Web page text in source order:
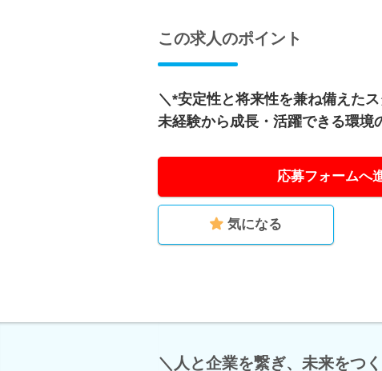
この求人のポイント
＼*安定性と将来性を兼ね備えた
未経験から成長・活躍できる環境
応募フォームへ
気になる
＼人と企業を繋ぎ、未来をつ